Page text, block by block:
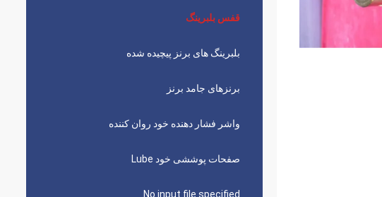
قفس بلبرینگ
بلبرینگ های برنز پیچیده شده
برنزهای جامد برنز
واشر فشار دهنده خود روان کننده
صفحات پوششی خود Lube
No input file specified.